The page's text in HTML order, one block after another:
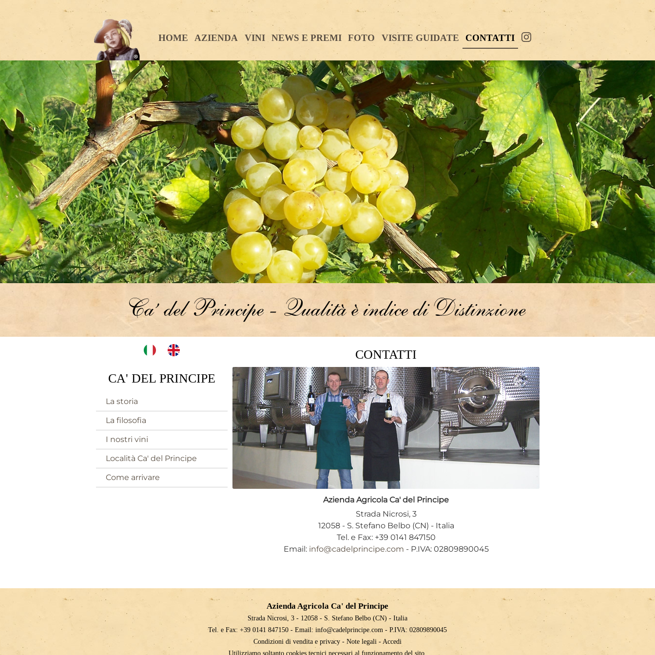
HOME AZIENDA VINI NEWS E PREMI FOTO VISITE GUIDATE CONTATTI
CA' DEL PRINCIPE
La storia
La filosofia
I nostri vini
Località Ca' del Principe
Come arrivare
CONTATTI
Azienda Agricola Ca' del Principe
Strada Nicrosi, 3
12058 - S. Stefano Belbo (CN) - Italia
Tel. e Fax: +39 0141 847150
Email: info@cadelprincipe.com - P.IVA: 02809890045
Azienda Agricola Ca' del Principe
Strada Nicrosi, 3 - 12058 - S. Stefano Belbo (CN) - Italia
Tel. e Fax: +39 0141 847150 - Email: info@cadelprincipe.com - P.IVA: 02809890045
Condizioni di vendita e privacy - Note legali - Accedi
Utilizziamo soltanto cookies tecnici necessari al funzionamento del sito.